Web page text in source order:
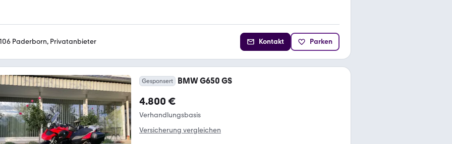
Paderborn, Privatanbieter Kontakt Parken
Gesponsert BMW G650 GS
4.800 €
Verhandlungsbasis
Versicherung vergleichen